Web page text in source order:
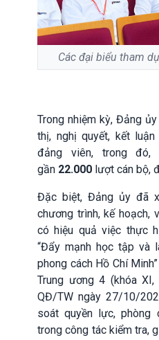
Các đại biểu tham
Trong nhiệm kỳ, Đảng
thị, nghị quyết, kết
đảng viên, trong
gần 22.000 lượt cán bộ,
Đặc biệt, Đảng ủy đã
chương trình, kế hoạch,
có hiệu quả việc thực
“Đẩy mạnh học tập và
phong cách Hồ Chí
Trung ương 4 (khóa
QĐ/TW ngày 27/10/
soát quyền lực, phòng
trong công tác kiểm tra,